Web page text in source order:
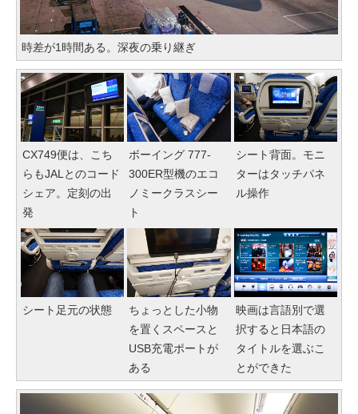
時差が1時間ある。深夜の乗り継ぎ
CX749便は、こち
らもJALとのコード
シェア。定刻の出
発
ボーイング 777-
300ER型機のエコ
ノミークラスシー
ト
シート背面。モニ
ターはタッチパネ
ル操作
シート足元の状態
ちょっとした小物
を置くスペースと
USB充電ポートが
ある
映画は言語別で選
択すると日本語の
タイトルを選ぶこ
とができた